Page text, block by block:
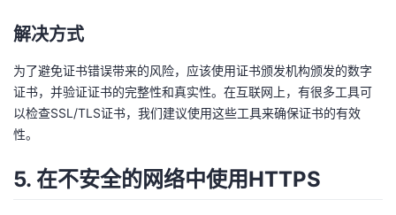
解决方式
为了避免证书错误带来的风险，应该使用证书颁发机构颁发的数字
证书，并验证证书的完整性和真实性。在互联网上，有很多工具可
以检查SSL/TLS证书，我们建议使用这些工具来确保证书的有效
性。
5. 在不安全的网络中使用HTTPS